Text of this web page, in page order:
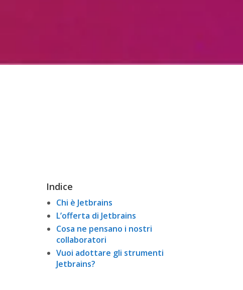
Indice
Chi è Jetbrains
L’offerta di Jetbrains
Cosa ne pensano i nostri
collaboratori
Vuoi adottare gli strumenti
Jetbrains?